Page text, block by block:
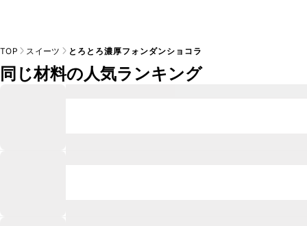
TOP スイーツ とろとろ濃厚フォンダンショコラ
同じ材料の人気ランキング